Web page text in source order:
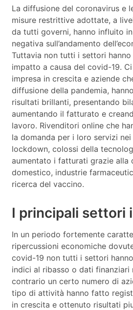
La diffusione del coronavirus e
misure restrittive adottate, a
da tutti governi, hanno influito
negativa sull’andamento
Tuttavia non tutti i settori
impatto a causa del covid-19.
impresa in crescita e aziende
diffusione della pandemia,
risultati brillanti, presentando
aumentando il fatturato e
lavoro. Rivenditori online che
la domanda per i loro servizi
lockdown, colossi della
aumentato i fatturati grazie alla
domestico, industrie
ricerca del vaccino.
I principali settori
In un periodo fortemente
ripercussioni economiche
covid-19 non tutti i settori
indici al ribasso o dati finanziari
contrario un certo numero di
tipo di attività hanno fatto
in crescita e ottenuto risultati